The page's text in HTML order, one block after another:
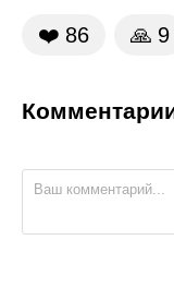
❤️ 86 🙏 9